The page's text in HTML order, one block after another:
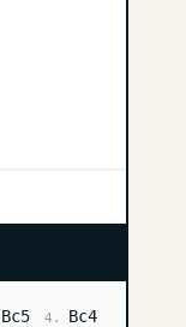
Bc5 4.
Bc4